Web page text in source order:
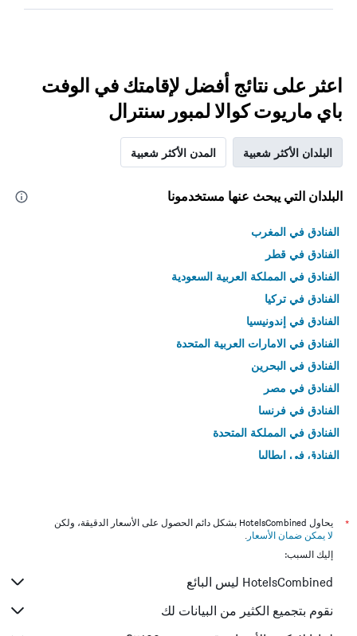
اعثر على نتائج أفضل لإقامتك في الوفت
باي ماريوت كوالا لمبور سنترال
البلدان الأكثر شعبية المدن الأكثر شعبية
البلدان التي يبحث عنها مستخدمونا
الفنادق في المغرب
الفنادق في قطر
الفنادق في المملكة العربية السعودية
الفنادق في تركيا
الفنادق في إندونيسيا
الفنادق في الامارات العربية المتحدة
الفنادق في البحرين
الفنادق في مصر
الفنادق في فرنسا
الفنادق في المملكة المتحدة
الفنادق في إيطاليا
*
يحاول HotelsCombined بشكل دائم الحصول على الأسعار الدقيقة، ولكن
لا يمكن ضمان الأسعار .
إليك السبب:
HotelsCombined ليس البائع
نقوم بتجميع الكثير من البيانات لك